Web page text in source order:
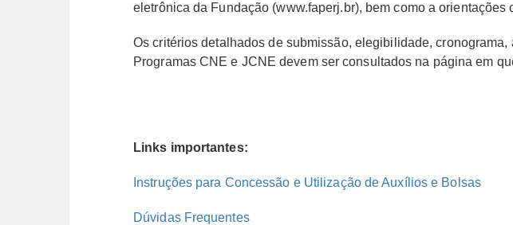
eletrônica da Fundação (www.faperj.br), bem como a
Os critérios detalhados de submissão, elegibilidade,
Programas CNE e JCNE devem ser consultados na página em
Links importantes:
Instruções para Concessão e Utilização de Auxílios e Bolsas
Dúvidas Frequentes